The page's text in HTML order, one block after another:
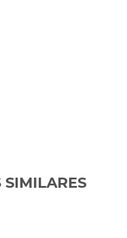
SIMILARES